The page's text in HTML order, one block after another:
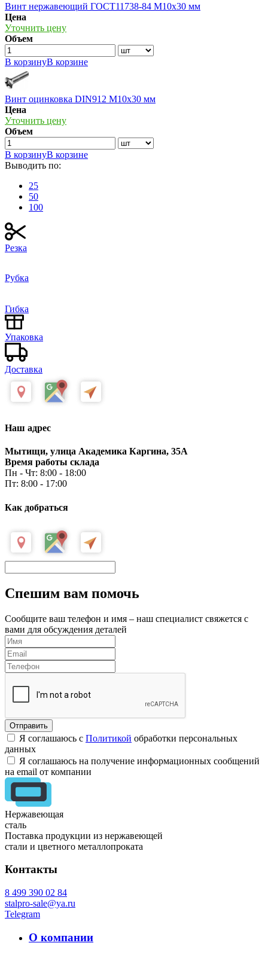
Винт нержавеющий ГОСТ11738-84 М10х30 мм
Цена
Уточнить цену
Объем
В корзинуВ корзине
Винт оцинковка DIN912 М10х30 мм
Цена
Уточнить цену
Объем
В корзинуВ корзине
Выводить по:
25
50
100
Резка
Рубка
Гибка
Упаковка
Доставка
Наш адрес
Мытищи, улица Академика Каргина, 35А
Время работы склада
Пн - Чт: 8:00 - 18:00
Пт: 8:00 - 17:00
Как добраться
Спешим вам помочь
Сообщите ваш телефон и имя – наш специалист свяжется с
вами для обсуждения деталей
Я соглашаюсь с Политикой обработки персональных
данных
Я соглашаюсь на получение информационных сообщений
на email от компании
Нержавеющая
сталь
Поставка продукции из нержавеющей
стали и цветного металлопроката
Контакты
8 499 390 02 84
stalpro-sale@ya.ru
Telegram
О компании